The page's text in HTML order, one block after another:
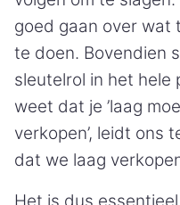
goed gaan over wat
te doen. Bovendien
sleutelrol in het hele
weet dat je ’laag
verkopen’, leidt ons
dat we laag
Het is dus